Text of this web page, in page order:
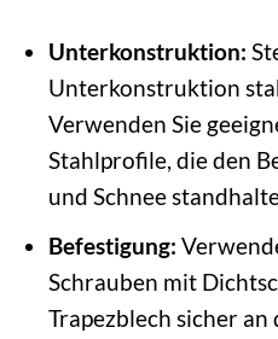
Unterkonstruktion:
Unterkonstruktion
Verwenden Sie
Stahlprofile, die den
und Schnee
Befestigung:
Schrauben mit
Trapezblech sicher